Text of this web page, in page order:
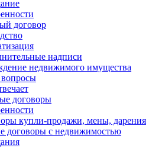
договор
надписи
недвижимого имущества
договоры
купли-продажи, мены, дарения
договоры с недвижимостью